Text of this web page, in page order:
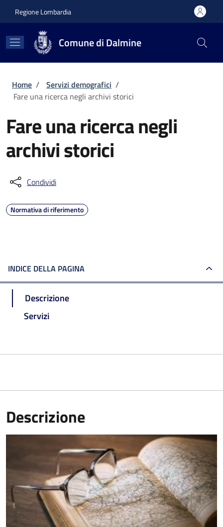
Regione Lombardia
Comune di Dalmine
Briciole di pane
Home / Servizi demografici /
Fare una ricerca negli archivi storici
Fare una ricerca negli
archivi storici
Condividi
Normativa di riferimento
INDICE DELLA PAGINA
Descrizione
Servizi
Descrizione